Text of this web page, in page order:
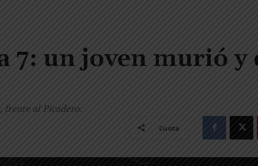
7: un joven murió y
frente al Picadero.
Cuota